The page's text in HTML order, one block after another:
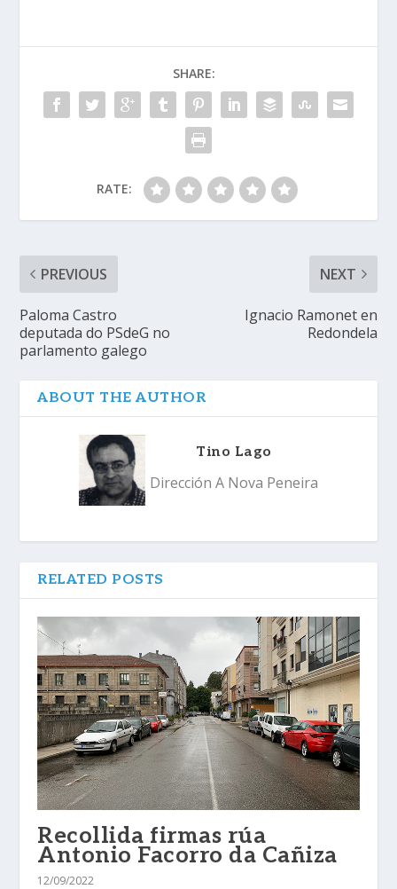
SHARE:
RATE:
PREVIOUS
Paloma Castro
deputada do PSdeG no
parlamento galego
NEXT
Ignacio Ramonet en
Redondela
ABOUT THE AUTHOR
Tino Lago
Dirección A Nova Peneira
RELATED POSTS
Recollida firmas rúa
Antonio Facorro da Cañiza
12/09/2022